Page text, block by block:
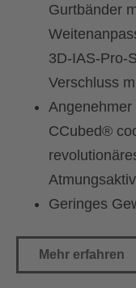
Gurtbänder
3D-IAS-Pro-
Verschluss
Angenehmer
CCubed®
Geringes
Mehr erfahren